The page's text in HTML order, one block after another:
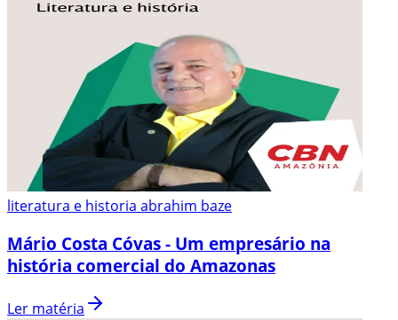
literatura e historia abrahim baze
Mário Costa Cóvas - Um empresário na
história comercial do Amazonas
Ler matéria